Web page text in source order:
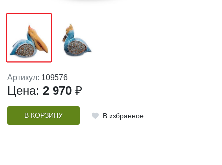
Артикул: 109576
Цена: 2 970 ₽
В КОРЗИНУ В избранное